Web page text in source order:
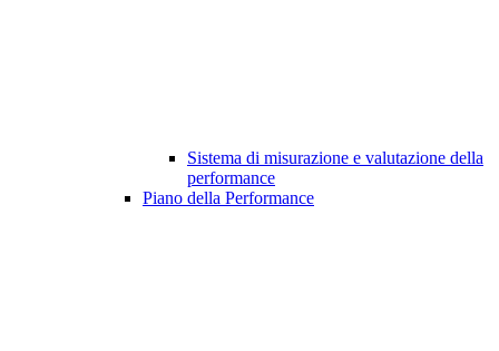
Sistema di misurazione e valutazione della
performance
Piano della Performance